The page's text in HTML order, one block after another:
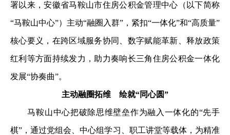
署以来，安徽省马鞍山市住房公积金管理中心（以下简称
“马鞍山中心”）主动“融圈入群”，紧扣“一体化”和“高质量”
核心要义，在跨区域服务协同、数字赋能革新、释放政策
红利等方面持续发力，助力奏响长三角住房公积金一体化
发展“协奏曲”。
主动融圈拓维 绘就“同心圆”
马鞍山中心把破除思维壁垒作为融入一体化的“先手
棋”，通过党组会、中心组学习、职工讲堂等载体，为精准